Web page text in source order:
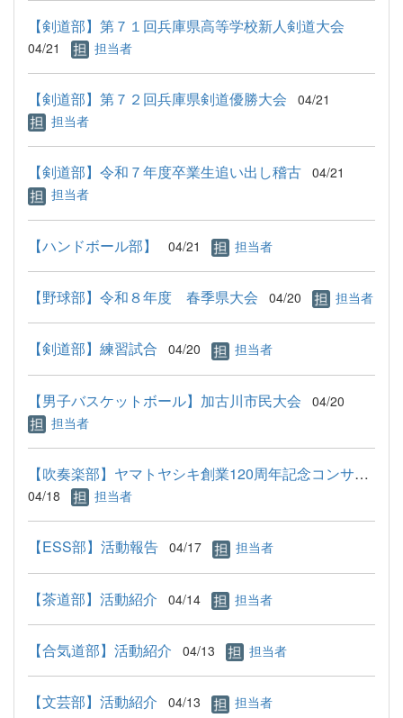
【剣道部】第７１回兵庫県高等学校新人剣道大会
04/21 担当者
【剣道部】第７２回兵庫県剣道優勝大会
04/21
担当者
【剣道部】令和７年度卒業生追い出し稽古 04/21
担当者
【ハンドボール部】 04/21 担当者
【野球部】令和８年度 春季県大会 04/20 担当者
【剣道部】練習試合 04/20 担当者
【男子バスケットボール】加古川市民大会
04/20
担当者
【吹奏楽部】ヤマトヤシキ創業120周年記念コンサート
04/18 担当者
【ESS部】活動報告 04/17 担当者
【茶道部】活動紹介 04/14 担当者
【合気道部】活動紹介 04/13 担当者
【文芸部】活動紹介 04/13 担当者